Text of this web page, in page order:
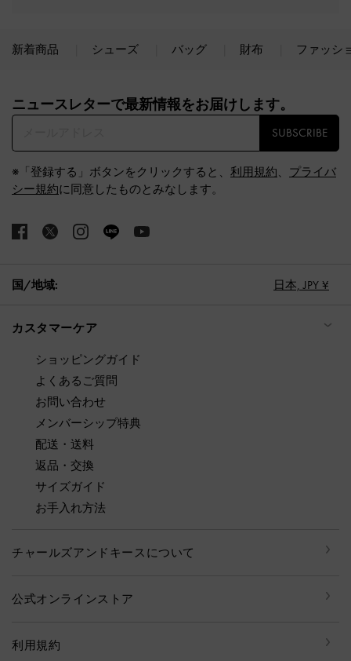
新着商品 シューズ バッグ 財布 ファッシ
ニュースレターで最新情報をお届けします。​
SUBSCRIBE
※「登録する」ボタンをクリックすると、 利用規約、 プライバ
シー規約に同意したものとみなします。
国/地域: 日本, JPY ¥
カスタマーケア
ショッピングガイド
よくあるご質問
お問い合わせ
メンバーシップ特典
配送・送料
返品・交換
サイズガイド
お手入れ方法
チャールズアンドキースについて
公式オンラインストア
利用規約